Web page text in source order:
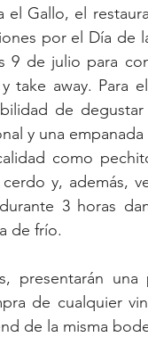
Gallo, el
por el Día de
9 de julio para
take away. Para
de
y una empanada
como
y, además,
3 horas
de frío.
presentarán
de cualquier
de la misma